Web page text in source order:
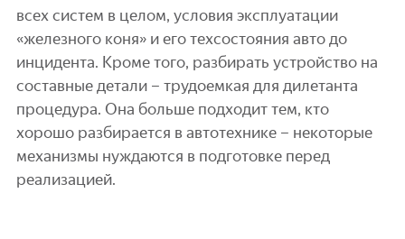
всех систем в целом, условия эксплуатации
«железного коня» и его техсостояния авто до
инцидента. Кроме того, разбирать устройство на
составные детали – трудоемкая для дилетанта
процедура. Она больше подходит тем, кто
хорошо разбирается в автотехнике – некоторые
механизмы нуждаются в подготовке перед
реализацией.